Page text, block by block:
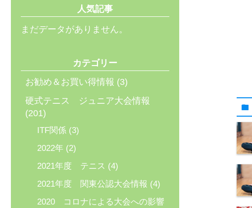
folder
人気記事
まだデータがありません。
カテゴリー
お勧め＆お買い得情報 (3)
硬式テニス ジュニア大会情報
(201)
ITF関係 (3)
2022年(2)
2021年度 テニス (4)
2021年度 関東公認大会情報 (4)
2020 コロナによる大会への影響